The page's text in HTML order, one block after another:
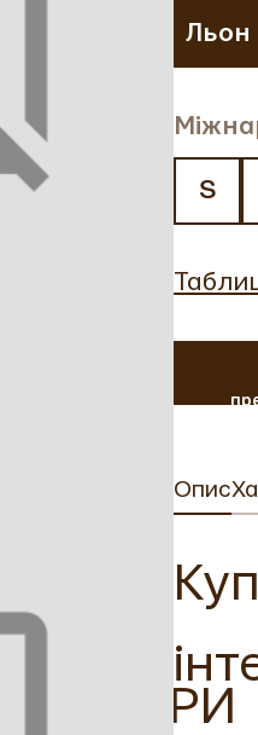
Льон
S
Опис
ТОВАРИ